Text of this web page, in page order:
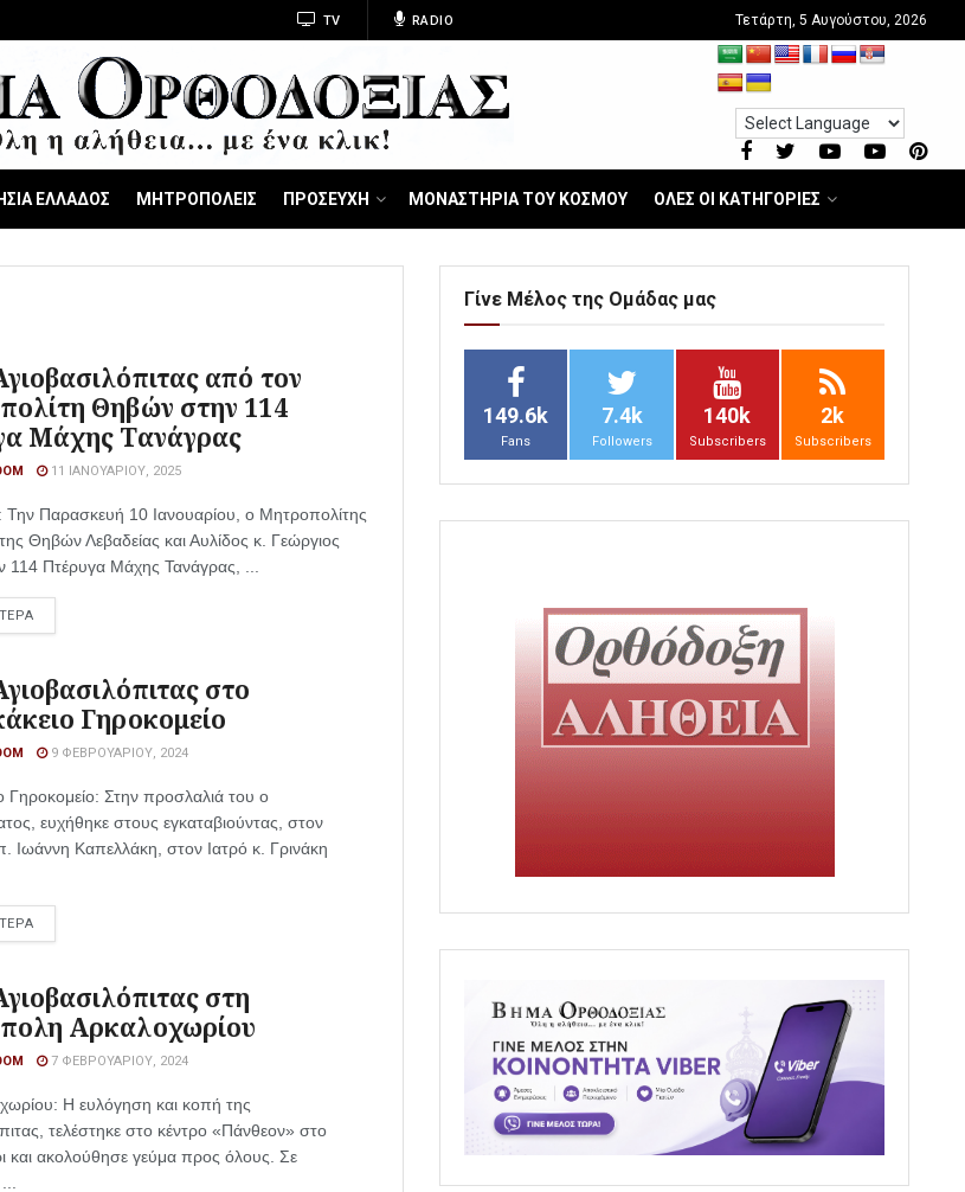
TV RADIO Τετάρτη, 5 Αυγούστου, 2026
ΕΛΛΑΔΟΣ ΜΗΤΡΟΠΟΛΕΙΣ ΠΡΟΣΕΥΧΗ ΜΟΝΑΣΤΗΡΙΑ ΤΟΥ ΚΟΣΜΟΥ ΟΛΕΣ ΟΙ ΚΑΤΗΓΟΡΙΕΣ
από τον
Θηβών στην 114
Μάχης Τανάγρας
11 ΙΑΝΟΥΑΡΊΟΥ, 2025
Παρασκευή 10 Ιανουαρίου, ο Μητροπολίτης
Θηβών Λεβαδείας και Αυλίδος κ. Γεώργιος
114 Πτέρυγα Μάχης Τανάγρας, ...
στο
Γηροκομείο
9 ΦΕΒΡΟΥΑΡΊΟΥ, 2024
Γηροκομείο: Στην προσλαλιά του ο
ευχήθηκε στους εγκαταβιούντας, στον
Ιωάννη Καπελλάκη, στον Ιατρό κ. Γρινάκη
στη
Αρκαλοχωρίου
7 ΦΕΒΡΟΥΑΡΊΟΥ, 2024
Η ευλόγηση και κοπή της
τελέστηκε στο κέντρο «Πάνθεον» στο
και ακολούθησε γεύμα προς όλους. Σε
Γίνε Μέλος της Ομάδας μας
149.6k
Fans
7.4k
Followers
140k
Subscribers
2k
Subscribers